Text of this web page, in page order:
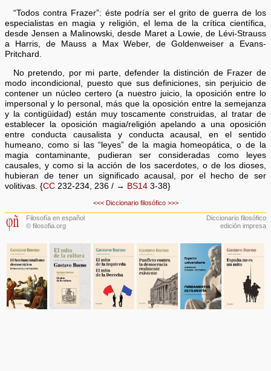
“Todos contra Frazer”: éste podría ser el grito de guerra de los
especialistas en magia y religión, el lema de la crítica científica,
desde Jensen a Malinowski, desde Maret a Lowie, de Lévi-Strauss
a Harris, de Mauss a Max Weber, de Goldenweiser a Evans-
Pritchard.
No pretendo, por mi parte, defender la distinción de Frazer de
modo incondicional, puesto que sus definiciones, sin perjuicio de
contener un núcleo certero (a nuestro juicio, la oposición entre lo
impersonal y lo personal, más que la oposición entre la semejanza
y la contigüidad) están muy toscamente construidas, al tratar de
establecer la oposición magia/religión apelando a una oposición
entre conducta causalista y conducta acausal, en el sentido
humeano, como si las “leyes” de la magia homeopática, o de la
magia contaminante, pudieran ser consideradas como leyes
causales, y como si la acción de los sacerdotes, o de los dioses,
hubieran de tener un significado acausal, por el hecho de ser
volitivas. {CC 232-234, 236 / → BS14 3-38}
<<< Diccionario filosófico >>>
Filosofía en español
© filosofia.org
Diccionario filosófico
edición impresa